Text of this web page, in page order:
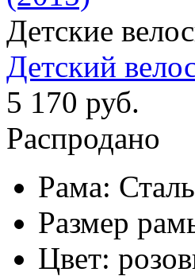
Детские
Детский
5 170 руб.
Распродано
Рама: Сталь
Размер
Цвет: